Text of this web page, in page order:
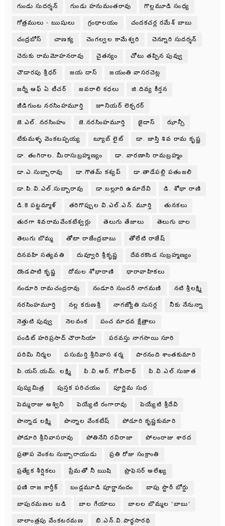
గుండు సుదర్శన్ గుండు హనుమంతరావు గొల్లమూడి సంధ్య
గోత్రములు - ఋషులు గ్రంధాలయం చందకచర్ల రమేశ్ బాబు
చంద్రబోస్ చాణక్య చెంగల్వల కామేశ్వరి చెన్నూరి సుదర్శన్
చెరుకు రామమోహనరావు చైతన్యం చోటు తప్పిన పువ్వు
చౌడారపు శ్రీధర్ జయ దాస్ జయంతి వాసరచెట్ల
జర్నీ ఆఫ్ ఏ టీచర్ జవరాలి కధలు జి.దివ్య కీర్తన
జీడిగుంట నరసింహమూర్తి జూనియర్ లెక్చరర్
జె.ఎల్. నరసింహం జె.నరసింహమూర్తి జైదాస్ ఝాన్సీ
టేకుమళ్ళ వెంకటప్పయ్య ట్యూబ్ లైట్ డా. జాస్తి శివ రామ కృష్ణ
డా. తంగిరాల. మీరాసుబ్రహ్మణ్యం డా. వారణాసి రామబ్రహ్మం
డా.ఎ.సుబ్బారావు డా.గౌతమ్ కశ్యప్ డా.తాడేపల్లి పతంజలి
డా.పి.వి.ఎల్.సుబ్బారావు డా.బల్లూరి ఉమాదేవి డి. శోభా రాణి
డి.కె పట్టమ్మాళ్ తరిగొప్పుల వి.ఎల్.ఎన్. మూర్తి తునకలు
తురగా శివరామవేంకటేశ్వర్లు తెలుగు తేజాలు తెలుగు బాల
తెలుగు బొమ్మ తోటా రాజేంద్రబాబు తోలేటి రాజేష్
దినవహి సత్యవతి దువ్వూరి శ్రీకృష్ణ దేవరకొండ సుబ్రహ్మణ్యం
దొండపాటి కృష్ణ దోమల శోభారాణి ధారావాహికలు
నండూరి రామచంద్రరావు నండూరి సుందరీ నాగమణి నటి శ్రీలక్ష్మి
నరసింహమూర్తి నల్ల కరుణశ్రీ నాగజ్యోతి సుసర్ల నీకు నేనున్నా
నెత్తుటి పువ్వు నెలవంక పంచ మాధవ క్షేత్రాలు
పండిట్ హరిప్రసాద్ చౌరాసియా పరవస్తు నాగసాయి సూరి
పరిమి నిర్మల పసుమర్తి శ్రీనివాస శర్మ పారనంది శాంతకుమారి
పి.యస్.యమ్. లక్ష్మి పి.వి.ఆర్. గోపీనాథ్ పి.వి.ఎల్.సుజాత
పుష్యమిత్ర పుస్తక పరిచయం పూర్ణిమ సుధ
పెమ్మరాజు అశ్విని పెయ్యేటి రంగారావు పెయ్యేటి శ్రీదేవి
పొన్నాడ లక్ష్మి పొన్నాల వేంకటేష్ పోడూరి కృష్ణకుమారి
పోడూరి శ్రీనివాసరావు పోతినేని రవిరాజా పోలంరాజు శారద
ప్రతాప వెంకట సుబ్బారాయుడు ప్రతి రోజు సంక్రాంతి
ప్రత్యేక శీర్షికలు ప్రేమతో నీ ఋషి ప్రొఫెసర్ అలేఖ్య
ఫణి రాజ కార్తీక్ బండ్లమూడి పూర్ణానందం బాపు స్టొరీ బోర్డు
బాపురమణల బడి బాల గేయాలు బాలల బొమ్మల 'బాబు'
బాలాంత్రపు వేంకటరమణ బి.ఎన్.వి.పార్థసారథి